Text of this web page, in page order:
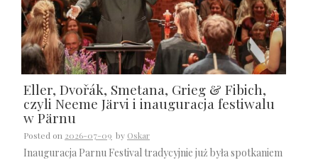
Eller, Dvořák, Smetana, Grieg & Fibich,
czyli Neeme Järvi i inauguracja festiwalu
w Pärnu
Posted on 2026-07-09 by Oskar
Inauguracja Parnu Festival tradycyjnie już była spotkaniem